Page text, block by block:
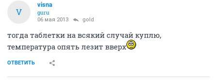
V
visna
guru
06 мая 2013 gold
тогда таблетки на всякий случай куплю,
температура опять лезит вверх
ОТВЕТИТЬ